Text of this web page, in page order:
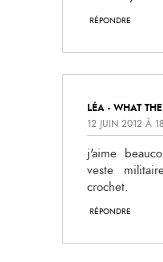
RÉPONDRE
LÉA - WHAT
12 JUIN 2012 À
j'aime
veste
crochet.
RÉPONDRE